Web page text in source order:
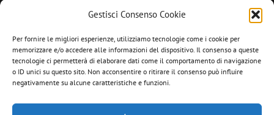
Gestisci Consenso Cookie
Per fornire le migliori esperienze, utilizziamo tecnologie come i cookie per
memorizzare e/o accedere alle informazioni del dispositivo. Il consenso a queste
tecnologie ci permetterà di elaborare dati come il comportamento di navigazione
o ID unici su questo sito. Non acconsentire o ritirare il consenso può influire
negativamente su alcune caratteristiche e funzioni.
011 9953174
info@donaconamore.it
INFORMATIVA PRIVACY